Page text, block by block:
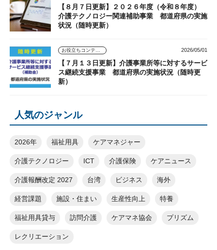
【８月７日更新】２０２６年度（令和８年度）
介護テクノロジー関連補助事業 都道府県の実施
状況（随時更新）
2026/05/01
【７月１３日更新】介護事業所等に対するサービ
ス継続支援事業 都道府県の実施状況（随時更
新）
人気のジャンル
2026年 福祉用具 ケアマネジャー
介護テクノロジー ICT 介護保険 ケアニュース
介護報酬改定 2027 台湾 ビジネス 海外
経営課題 施設・住まい 生産性向上 特養
福祉用具貸与 訪問介護 ケアマネ協会 プリズム
レクリエーション